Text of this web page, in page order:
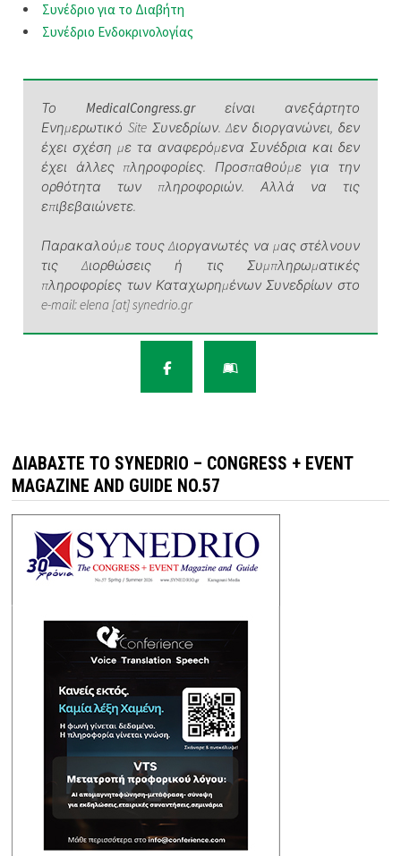
Συνέδριο για το Διαβήτη
Συνέδριο Ενδοκρινολογίας
ΤοMedicalCongress.grείναι ανεξάρτητο
Ενημερωτικό Site Συνεδρίων. Δεν διοργανώνει, δεν
έχει σχέση με τα αναφερόμενα Συνέδρια και δεν
έχει άλλες πληροφορίες. Προσπαθούμε για την
ορθότητα των πληροφοριών. Αλλά να τις
επιβεβαιώνετε.
Παρακαλούμε τους Διοργανωτές να μας στέλνουν
τις Διορθώσεις ή τις Συμπληρωματικές
πληροφορίες των Καταχωρημένων Συνεδρίων στο
e-mail: elena [at] synedrio.gr
ΔΙΑΒΆΣΤΕ ΤΟ SYNEDRIO – CONGRESS + EVENT
MAGAZINE AND GUIDE NO.57